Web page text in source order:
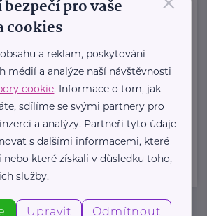
přehled společností
pro vaše
cookies
a reklam, poskytování
médií a analýze naší návštěvnosti
cookie. Informace o tom, jak
sdílíme se svými partnery pro
a analýzy. Partneři tyto údaje
s dalšími informacemi, které
které získali v důsledku toho,
služby.
Upravit Odmítnout